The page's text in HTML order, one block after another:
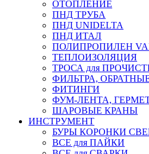
ОТОПЛЕНИЕ
ПНД ТРУБА
ПНД UNIDELTA
ПНД ИТАЛ
ПОЛИПРОПИЛЕН
ТЕПЛОИЗОЛЯЦИЯ
ТРОСА для
ФИЛЬТРА,
ФИТИНГИ
ФУМ-ЛЕНТА,
ШАРОВЫЕ КРАНЫ
ИНСТРУМЕНТ
БУРЫ КОРОНКИ
ВСЕ для ПАЙКИ